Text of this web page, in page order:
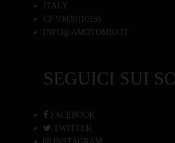
ITALY
CF 93039110155
INFO@AMOTOMIO.IT
SEGUICI SUI
FACEBOOK
TWITTER